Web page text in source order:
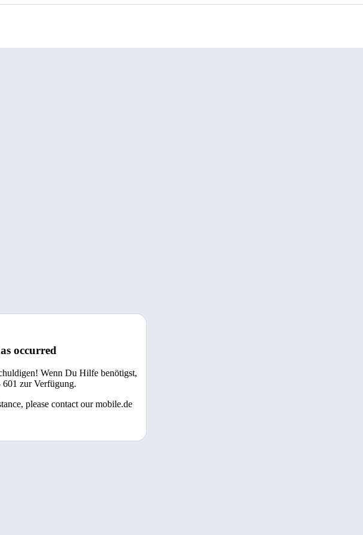
occurred
Wenn Du Hilfe benötigst,
zur Verfügung.
please contact our mobile.de